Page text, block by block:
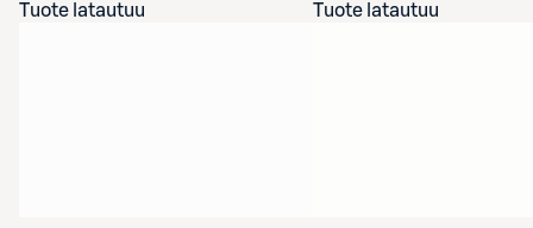
Tuote latautuu
Tuote latautuu